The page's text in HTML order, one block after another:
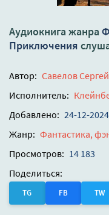
Аудиокнига жанра
Приключения
Автор: Савелов Сергей
Исполнитель:
Добавлено: 24-12-
Жанр: Фантастика,
Просмотров: 14 183
Поделиться:
TG FB TW